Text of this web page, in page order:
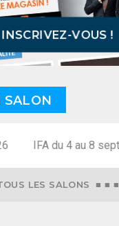
INSCRIVEZ-VOUS !
SALON
LES SALONS ■ ■ ■